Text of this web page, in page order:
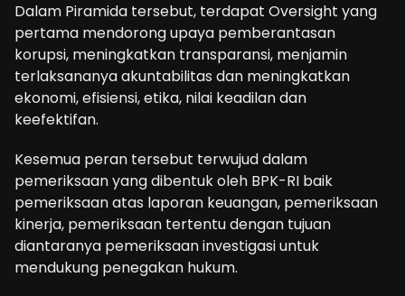
Dalam Piramida tersebut, terdapat Oversight yang
pertama mendorong upaya pemberantasan
korupsi, meningkatkan transparansi, menjamin
terlaksananya akuntabilitas dan meningkatkan
ekonomi, efisiensi, etika, nilai keadilan dan
keefektifan.
Kesemua peran tersebut terwujud dalam
pemeriksaan yang dibentuk oleh BPK-RI baik
pemeriksaan atas laporan keuangan, pemeriksaan
kinerja, pemeriksaan tertentu dengan tujuan
diantaranya pemeriksaan investigasi untuk
mendukung penegakan hukum.